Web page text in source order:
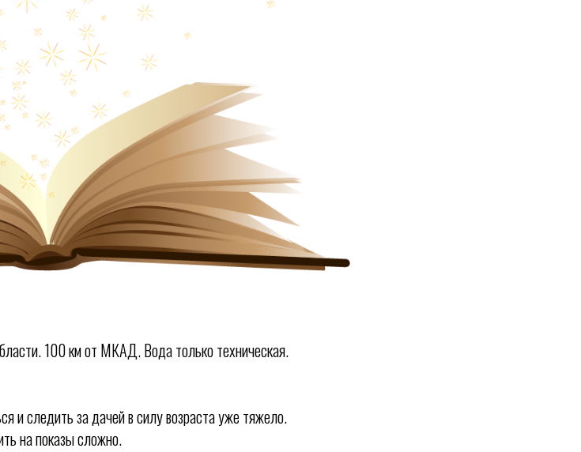
100 км от МКАД. Вода только техническая.
и следить за дачей в силу возраста уже тяжело.
на показы сложно.